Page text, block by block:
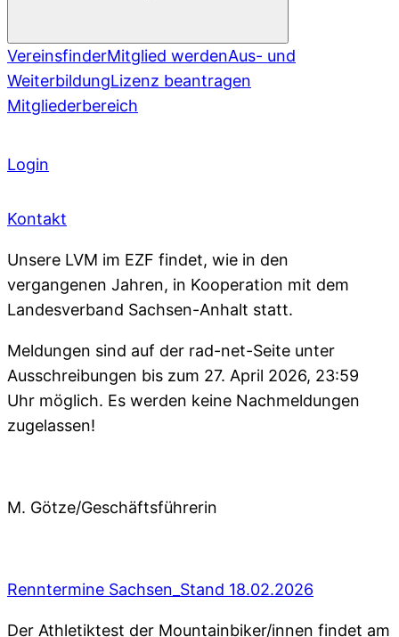
VereinsfinderMitglied werdenAus- und
WeiterbildungLizenz beantragen
Mitgliederbereich
Login
Kontakt
Unsere LVM im EZF findet, wie in den
vergangenen Jahren, in Kooperation mit dem
Landesverband Sachsen-Anhalt statt.
Meldungen sind auf der rad-net-Seite unter
Ausschreibungen bis zum 27. April 2026, 23:59
Uhr möglich. Es werden keine Nachmeldungen
zugelassen!
M. Götze/Geschäftsführerin
Renntermine Sachsen_Stand 18.02.2026
Der Athletiktest der Mountainbiker/innen findet am